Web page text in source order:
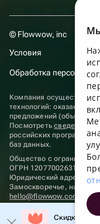
© Flowwow, inc
Условия
Обработка
Компания осуществляет
технологий: оказание
предложений
Посмотретьсведения о
российских программ
баз данных.
Общество с
ОГРН 1207700263198,
Юридический адрес: г.
Замоскворечье, наб.
hello@flowwow.com
8
Применяются
Скидка до